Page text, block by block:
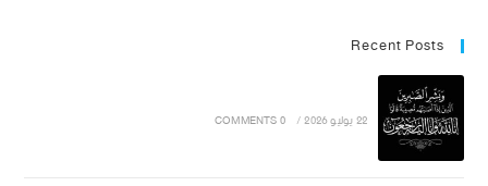
Recent Posts
22 يوليو 2026 /
0 COMMENTS